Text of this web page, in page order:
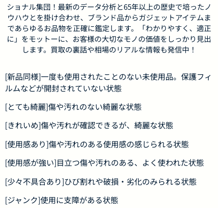
ショナル集団！最新のデータ分析と65年以上の歴史で培ったノ
ウハウとを掛け合わせ、ブランド品からガジェットアイテムま
であらゆるお品物を正確に鑑定します。「わかりやすく、適正
に」をモットーに、お客様の大切なモノの価値をしっかり見出
します。買取の裏話や相場のリアルな情報も発信中！
[新品同様]一度も使用されたことのない未使用品。保護フィ
ルムなどが開封されていない状態
[とても綺麗]傷や汚れのない綺麗な状態
[きれいめ]傷や汚れが確認できるが、綺麗な状態
[使用感あり]傷や汚れのある使用感の感じられる状態
[使用感が強い]目立つ傷や汚れのある、よく使われた状態
[少々不具合あり]ひび割れや破損・劣化のみられる状態
[ジャンク]使用に支障がある状態